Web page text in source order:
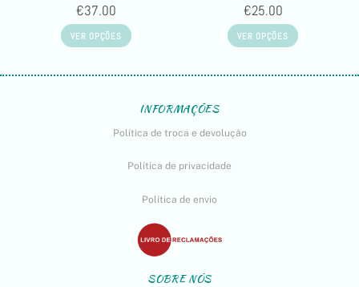
€37.00
VER OPÇÕES
€25.00
VER OPÇÕES
INFORMAÇÕES
Política de troca e devolução
Política de privacidade
Política de envio
SOBRE NÓS